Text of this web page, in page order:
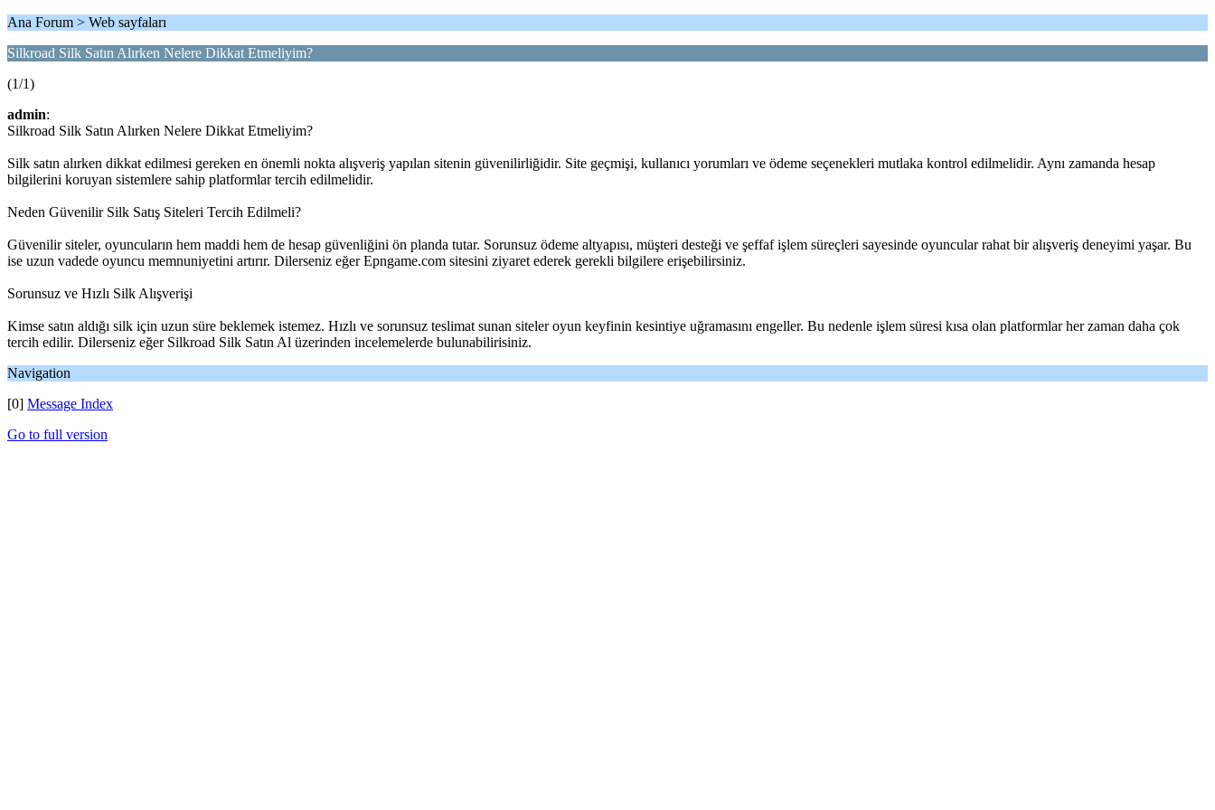
Ana Forum > Web sayfaları
Silkroad Silk Satın Alırken Nelere Dikkat Etmeliyim?
(1/1)
admin:
Silkroad Silk Satın Alırken Nelere Dikkat Etmeliyim?
Silk satın alırken dikkat edilmesi gereken en önemli nokta alışveriş yapılan sitenin güvenilirliğidir. Site geçmişi, kullanıcı yorumları ve ödeme seçenekleri mutlaka kontrol edilmelidir. Aynı zamanda hesap
bilgilerini koruyan sistemlere sahip platformlar tercih edilmelidir.
Neden Güvenilir Silk Satış Siteleri Tercih Edilmeli?
Güvenilir siteler, oyuncuların hem maddi hem de hesap güvenliğini ön planda tutar. Sorunsuz ödeme altyapısı, müşteri desteği ve şeffaf işlem süreçleri sayesinde oyuncular rahat bir alışveriş deneyimi yaşar. Bu
ise uzun vadede oyuncu memnuniyetini artırır. Dilerseniz eğer Epngame.com sitesini ziyaret ederek gerekli bilgilere erişebilirsiniz.
Sorunsuz ve Hızlı Silk Alışverişi
Kimse satın aldığı silk için uzun süre beklemek istemez. Hızlı ve sorunsuz teslimat sunan siteler oyun keyfinin kesintiye uğramasını engeller. Bu nedenle işlem süresi kısa olan platformlar her zaman daha çok
tercih edilir. Dilerseniz eğer Silkroad Silk Satın Al üzerinden incelemelerde bulunabilirisiniz.
Navigation
[0] Message Index
Go to full version